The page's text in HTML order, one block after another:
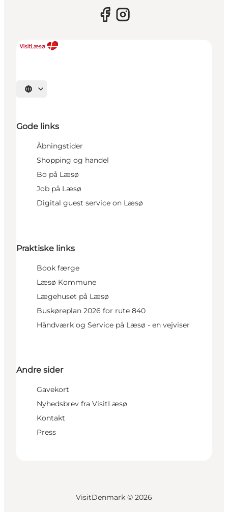
Vælg sprog
Gode links
Åbningstider
Shopping og handel
Bo på Læsø
Job på Læsø
Digital guest service on Læsø
Praktiske links
Book færge
Læsø Kommune
Lægehuset på Læsø
Buskøreplan 2026 for rute 840
Håndværk og Service på Læsø - en vejviser
Andre sider
Gavekort
Nyhedsbrev fra VisitLæsø
Kontakt
Press
VisitDenmark © 2026